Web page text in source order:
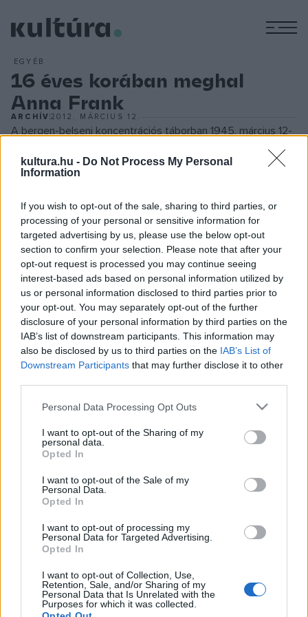
kultura.hu - Do Not Process My Personal
Information
If you wish to opt-out of the sale, sharing to third parties, or
processing of your personal or sensitive information for
targeted advertising by us, please use the below opt-out
section to confirm your selection. Please note that after your
opt-out request is processed you may continue seeing
interest-based ads based on personal information utilized by
us or personal information disclosed to third parties prior to
your opt-out. You may separately opt-out of the further
disclosure of your personal information by third parties on the
IAB’s list of downstream participants. This information may
also be disclosed by us to third parties on the IAB’s List of
Downstream Participants that may further disclose it to other
Please note that this website/app uses one or more Google
not limited to your visit or usage behaviour. You may click to
grant or deny consent to Google and its third-party tags to
use your data for below specified purposes in below Google
consent section.
Personal Data Processing Opt Outs
I want to opt-out of the Sharing of my
personal data.
Opted In
I want to opt-out of the Sale of my
Personal Data.
Opted In
I want to opt-out of processing my
Personal Data for Targeted Advertising.
Opted In
I want to opt-out of Collection, Use,
Retention, Sale, and/or Sharing of my
Personal Data that Is Unrelated with the
Purposes for which it was collected.
EGYÉB
16 éves korában meghal
Anna Frank
ARCHÍV2012. MÁRCIUS 12.
A bergen-belseni koncentrációs táborban 1945. március 12-
én, ezernyi többi zsidóval együtt, 16 éves korbán meghal
Anna Frank. Anna Frank négyéves korában, 1933-ban, a
családnak sikerült a német megszállók szeme elől egy
holland családnál elrejtőznie. Évekig élt, anélkül hogy
felfedezték volna, egy padlástérből kialakított helyiségben,
ahol barátaik ellátták élelmiszerrel. Naplójában, amelyet
Anna Frank ez idő alatt írt (és később az egyik
legolvasottabb könyvvé vált), leírja életét a rejtekhelyen.
Röviddel a háború vége előtt azonban a családot
felfedezték és deportálták. Anna az egyik utolsó nagy
megsemmisítő akció áldozatául esett.